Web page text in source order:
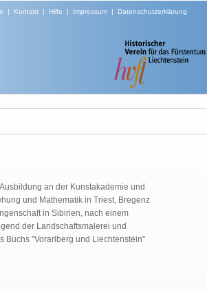
| Kontakt| Hilfe | Impressum| Datenschutzerklärung
an der Kunstakademie und
und Mathematik in Triest, Bregenz
in Sibirien, nach einem
der Landschaftsmalerei und
Buchs "Vorarlberg und Liechtenstein"